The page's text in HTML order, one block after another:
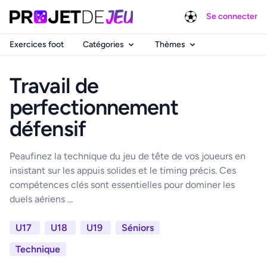
Se connecter
Exercices foot Catégories Thèmes
Travail de
perfectionnement
défensif
Peaufinez la technique du jeu de tête de vos joueurs en
insistant sur les appuis solides et le timing précis. Ces
compétences clés sont essentielles pour dominer les
duels aériens ...
U17 U18 U19
Séniors
Technique